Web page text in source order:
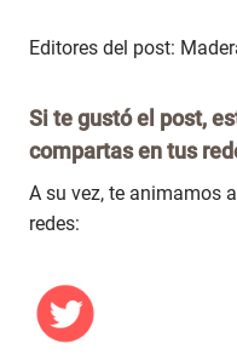
Editores del post:
Si te gustó el post,
compartas en tus
A su vez, te animamos
redes: